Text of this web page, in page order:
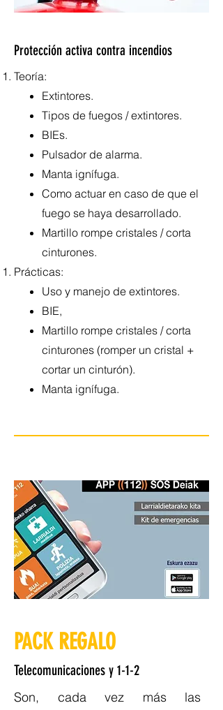
Protección activa contra incendios
Teoría:
Extintores.
Tipos de fuegos / extintores.
BIEs.
Pulsador de alarma.
Manta ignífuga.
Como actuar en caso de que el
fuego se haya desarrollado.
Martillo rompe cristales / corta
cinturones.
Prácticas:
Uso y manejo de extintores.
BIE,
Martillo rompe cristales / corta
cinturones (romper un cristal +
cortar un cinturón).
Manta ignífuga.
PACK REGALO
Telecomunicaciones y 1-1-2
Son, cada vez más las